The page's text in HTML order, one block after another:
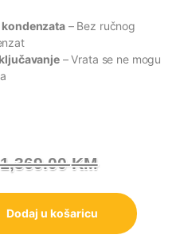
– Bez ručnog
– Vrata se ne mogu
1,369.00KM
toplotnom pumpom, 9 kg
Dodaj u košaricu